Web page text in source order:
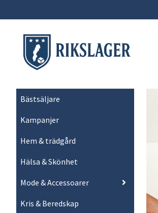
Bästsäljare
Kampanjer
Hem & trädgård
Hälsa & Skönhet
Mode & Accessoarer
Kris & Beredskap